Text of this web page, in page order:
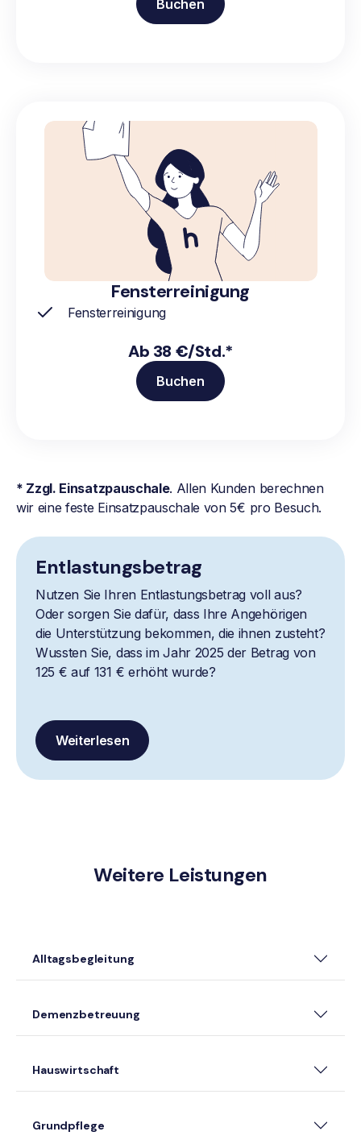
Buchen
Fensterreinigung
Fensterreinigung
Ab 38 €/Std.*
Buchen
* Zzgl. Einsatzpauschale. Allen Kunden berechnen
wir eine feste Einsatzpauschale von 5€ pro Besuch.
Entlastungsbetrag
Nutzen Sie Ihren Entlastungsbetrag voll aus?
Oder sorgen Sie dafür, dass Ihre Angehörigen
die Unterstützung bekommen, die ihnen zusteht?
Wussten Sie, dass im Jahr 2025 der Betrag von
125 € auf 131 € erhöht wurde?
Weiterlesen
Weitere Leistungen
Alltagsbegleitung
Demenzbetreuung
Hauswirtschaft
Grundpflege